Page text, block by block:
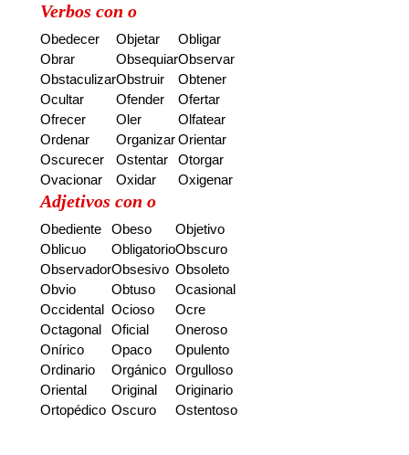
Verbos con o
Obedecer Objetar
Obligar
Obrar
ObsequiarObservar
ObstaculizarObstruir
Obtener
Ocultar
Ofender
Ofertar
Ofrecer
Oler
Olfatear
Ordenar
OrganizarOrientar
Oscurecer
Ostentar
Otorgar
Ovacionar
Oxidar Oxigenar
Adjetivos con o
Obediente Obeso
Objetivo
Oblicuo
ObligatorioObscuro
ObservadorObsesivo Obsoleto
Obvio
Obtuso
Ocasional
Occidental Ocioso
Ocre
Octagonal
Oficial
Oneroso
Onírico
Opaco
Opulento
Ordinario
Orgánico Orgulloso
Oriental
Original
Originario
Ortopédico Oscuro Ostentoso